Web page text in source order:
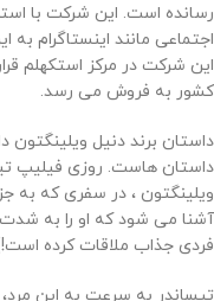
رسانده است. این شرکت با
اجتماعی مانند اینستاگرام
کشور به فروش می رسد.
داستان برند دنیل
داستان هاست. روزی فیلیپ
ویلینگتون ، در سفری که به
آشنا می شود که او را به
فردی جذاب ملاقات کرده
تیساندر به سرعت به این